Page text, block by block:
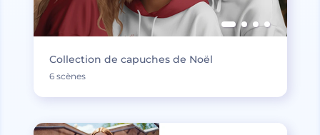
Collection de capuches de Noël
6 scènes